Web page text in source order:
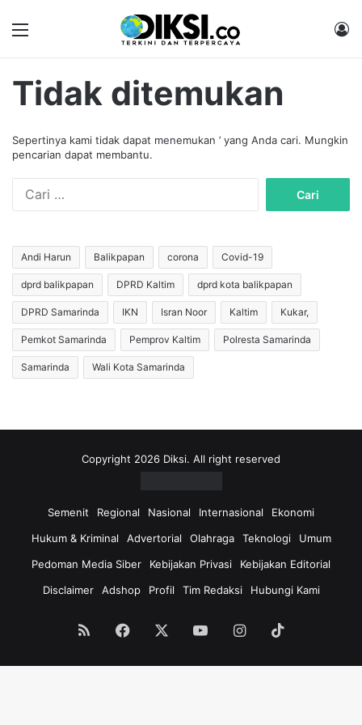
Tidak ditemukan
Sepertinya kami tidak dapat menemukan ’ yang Anda cari. Mungkin
pencarian dapat membantu.
u
n
t
u
k
:
Andi Harun Balikpapan corona Covid-19
dprd balikpapan DPRD Kaltim dprd kota balikpapan
DPRD Samarinda IKN Isran Noor Kaltim Kukar,
Pemkot Samarinda Pemprov Kaltim Polresta Samarinda
Samarinda Wali Kota Samarinda
Copyright 2026 Diksi. All right reserved
Semenit Regional Nasional Internasional
Ekonomi
Hukum & Kriminal
Advertorial Olahraga Teknologi
Umum
Pedoman Media Siber
Kebijakan Privasi
Kebijakan Editorial
Disclaimer
Adshop Profil Tim Redaksi Hubungi Kami
RSS Facebook YouTubeInstagram